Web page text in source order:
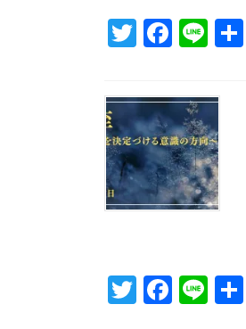
T
tt
er
F
c
e
b
o
o
Li
e
T
F
Li